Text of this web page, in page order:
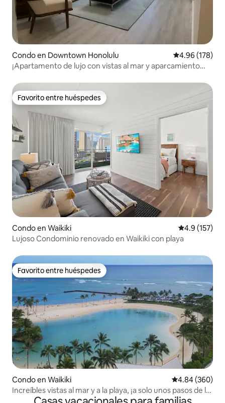
Condo en Downtown Honolulu Calificación
4.96 (178)
¡Apartamento de lujo con vistas al mar y aparcamiento
Favorito entre huéspedes
Favorito entre huéspedes
Condo en Waikiki Calificación
4.9 (157)
Lujoso Condominio renovado en Waikiki con playa
Favorito entre huéspedes
Favorito entre huéspedes
Condo en Waikiki Calificación
4.84 (360)
Increíbles vistas al mar y a la playa, ¡a solo unos pasos de la